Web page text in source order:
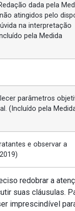
dada pela
atingidos pelo
na interpretação
pela Medida
parâmetros
(Incluído pela
e observar a
redobrar a
suas cláusulas.
imprescindível